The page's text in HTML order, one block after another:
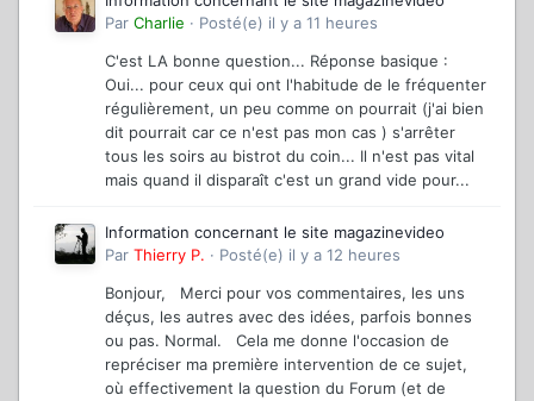
Par Charlie · Posté(e) il y a 11 heures
C'est LA bonne question... Réponse basique :
Oui... pour ceux qui ont l'habitude de le fréquenter
régulièrement, un peu comme on pourrait (j'ai bien
dit pourrait car ce n'est pas mon cas ) s'arrêter
tous les soirs au bistrot du coin... Il n'est pas vital
mais quand il disparaît c'est un grand vide pour...
Information concernant le site magazinevideo
Par Thierry P. · Posté(e) il y a 12 heures
Bonjour, Merci pour vos commentaires, les uns
déçus, les autres avec des idées, parfois bonnes
ou pas. Normal. Cela me donne l'occasion de
repréciser ma première intervention de ce sujet,
où effectivement la question du Forum (et de